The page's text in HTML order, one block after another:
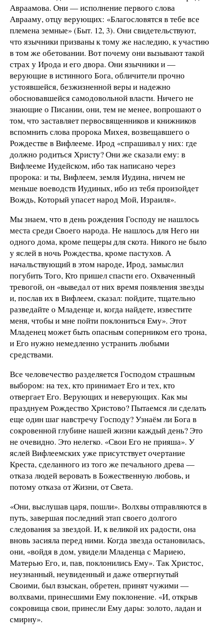
Авраамова. Они — исполнение первого слова
Аврааму, отцу верующих: «Благословятся в тебе все
племена земные» (Быт. 12, 3). Они свидетельствуют,
что язычники призваны к тому же наследию, к участию
в том же обетовании. Вот почему они вызывают такой
страх у Ирода и его двора. Они язычники и —
верующие в истинного Бога, обличители прочно
устоявшейся, безжизненной веры и надежно
обосновавшейся самодовольной власти. Ничего не
знающие о Писании, они, тем не менее, вопрошают о
том, что заставляет первосвященников и книжников
вспомнить слова пророка Михея, возвещавшего о
Рождестве в Вифлееме. Ирод «спрашивал у них: где
должно родиться Христу? Они же сказали ему: в
Вифлееме Иудейском, ибо так написано через
пророка: и ты, Вифлеем, земля Иудина, ничем не
меньше воеводств Иудиных, ибо из тебя произойдет
Вождь, Который упасет народ Мой, Израиля».
Мы знаем, что в день рождения Господу не нашлось
места среди Своего народа. Не нашлось для Него ни
одного дома, кроме пещеры для скота. Никого не было
у яслей в ночь Рождества, кроме пастухов. А
начальствующий в этом народе, Ирод, замыслил
погубить Того, Кто пришел спасти его. Охваченный
тревогой, он «выведал от них время появления звезды
и, послав их в Вифлеем, сказал: пойдите, тщательно
разведайте о Младенце и, когда найдете, известите
меня, чтобы и мне пойти поклониться Ему». Этот
Младенец может быть опасным соперником его трона,
и Его нужно немедленно устранить любыми
средствами.
Все человечество разделяется Господом страшным
выбором: на тех, кто принимает Его и тех, кто
отвергает Его. Верующих и неверующих. Как мы
празднуем Рождество Христово? Пытаемся ли сделать
еще один шаг навстречу Господу? Узнаём ли Бога в
сокровенной глубине нашей жизни каждый день? Это
не очевидно. Это нелегко. «Свои Его не прияша». У
яслей Вифлеемских уже присутствует очертание
Креста, сделанного из того же печального древа —
отказа людей веровать в Божественную любовь, и
потому отказа от Жизни, от Света.
«Они, выслушав царя, пошли». Волхвы отправляются в
путь, завершая последний этап своего долгого
следования за звездой. И, к великой их радости, она
вновь засияла перед ними. Когда звезда остановилась,
они, «войдя в дом, увидели Младенца с Мариею,
Матерью Его, и, пав, поклонились Ему». Так Христос,
неузнанный, неувиденный и даже отвергнутый
Своими, был взыскан, обретен, принят чужими —
волхвами, принесшими Ему поклонение. «И, открыв
сокровища свои, принесли Ему дары: золото, ладан и
смирну».